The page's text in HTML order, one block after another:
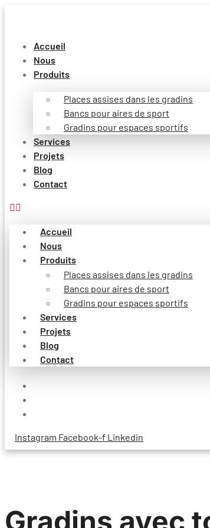
Accueil
Nous
Produits
Places assises dans les gradins
Bancs pour aires de sport
Gradins pour espaces sportifs
Services
Projets
Blog
Contact
Accueil
Nous
Produits
Places assises dans les gradins
Bancs pour aires de sport
Gradins pour espaces sportifs
Services
Projets
Blog
Contact
Instagram Facebook-f Linkedin